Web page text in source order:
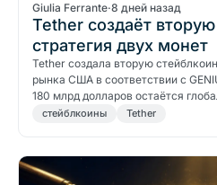
Giulia Ferrante·8 дней назад
Tether создаёт
стратегия двух монет
Tether создала вторую
рынка США в соответствии с
180 млрд долларов остаётся
стейблкоины Tether